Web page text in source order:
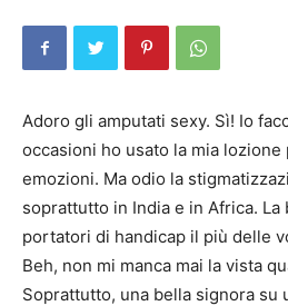
Adoro gli amputati sexy. Sì! Io
occasioni ho usato la mia
emozioni. Ma odio la
soprattutto in India e in Africa.
portatori di handicap il più delle
Beh, non mi manca mai la vista
Soprattutto, una bella signora su